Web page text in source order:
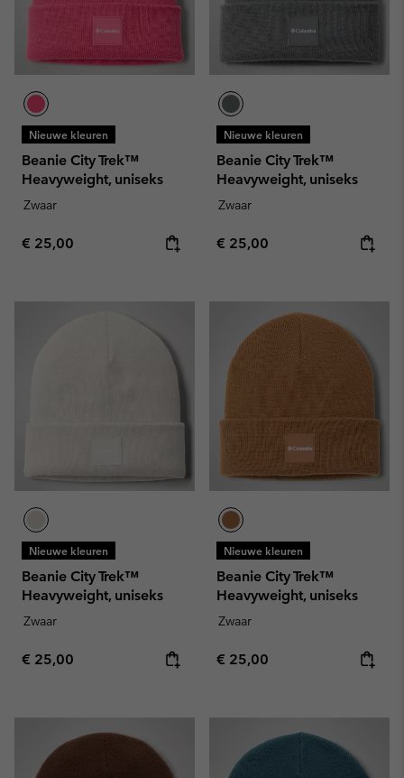
Nieuwe kleuren
Beanie City Trek™
Heavyweight, uniseks
Zwaar
Regular price:
€ 25,00
Nieuwe kleuren
Beanie City Trek™
Heavyweight, uniseks
Zwaar
Regular price:
€ 25,00
Nieuwe kleuren
Beanie City Trek™
Heavyweight, uniseks
Zwaar
Regular price:
€ 25,00
Nieuwe kleuren
Beanie City Trek™
Heavyweight, uniseks
Zwaar
Regular price:
€ 25,00